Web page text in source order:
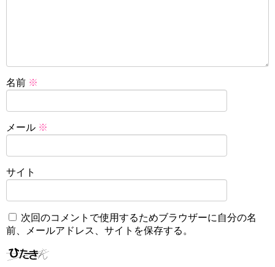
名前 ※
メール ※
サイト
次回のコメントで使用するためブラウザーに自分の名
前、メールアドレス、サイトを保存する。